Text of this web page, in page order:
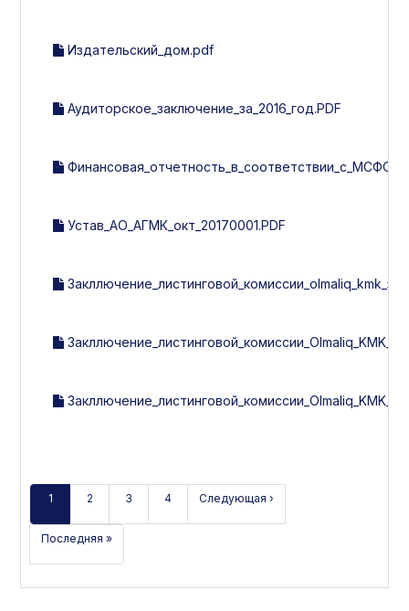
Издательский_дом.pdf
Аудиторское_заключение_за_2016_год.PDF
Устав_АО_АГМК_окт_20170001.PDF
1 2 3 4 Следующая ›
Последняя »